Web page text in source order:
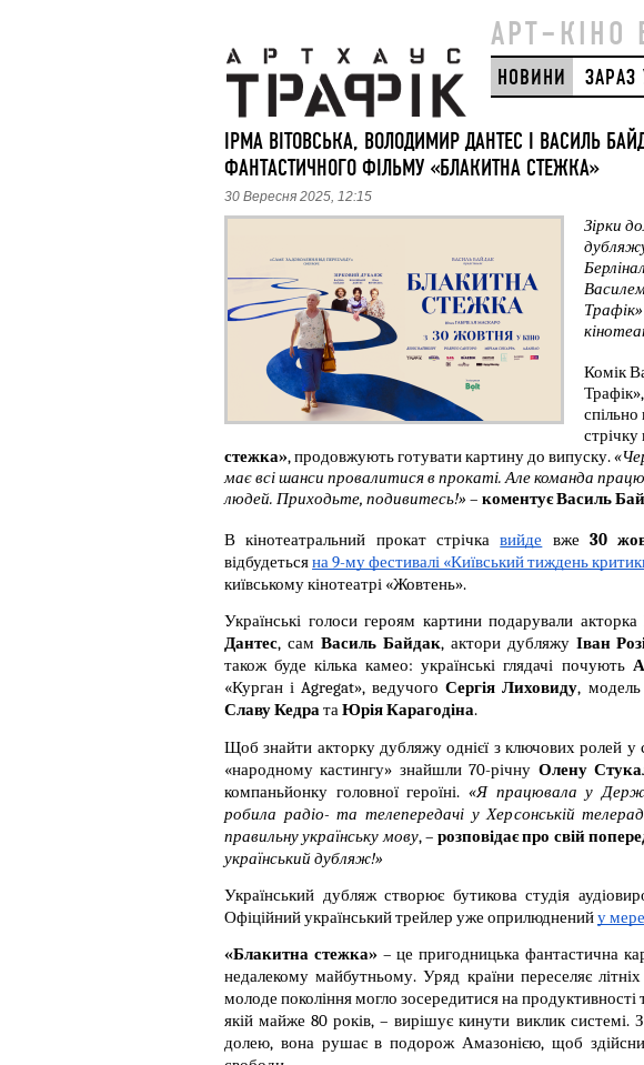
АРТ–КІНО
НОВИНИ ЗАРАЗ
ІРМА ВІТОВСЬКА, ВОЛОДИМИР ДАНТЕС І ВАСИЛЬ
ФАНТАСТИЧНОГО ФІЛЬМУ «БЛАКИТНА СТЕЖКА»
30 Вересня 2025, 12:15
Зірки
Комік
спільно
стежка», продовжують готувати картину до випуску.
має всі шанси провалитися в прокаті. Але команда
людей. Приходьте, подивитесь!» – коментує Василь
В кінотеатральний прокат стрічка вийде вже 30
відбудеться на 9-му фестивалі «Київський тиждень
київському кінотеатрі «Жовтень».
Українські голоси героям картини подарували акторка
Дантес, сам Василь Байдак, актори дубляжу Іван
також буде кілька камео: українські глядачі почують
«Курган і Agregat», ведучого Сергія Лиховиду, модель
Славу Кедра та Юрія Карагодіна.
Щоб знайти акторку дубляжу однієї з ключових ролей у
«народному кастингу» знайшли 70-річну Олену
компаньйонку головної героїні. «Я працювала у
робила радіо- та телепередачі у Херсонській
правильну українську мову, – розповідає про свій
український дубляж!»
Український дубляж створює бутикова студія
Офіційний український трейлер уже оприлюднений у
«Блакитна стежка» – це пригодницька фантастична
недалекому майбутньому. Уряд країни переселяє
молоде покоління могло зосередитися на продуктивності
якій майже 80 років, – вирішує кинути виклик системі.
долею, вона рушає в подорож Амазонією, щоб